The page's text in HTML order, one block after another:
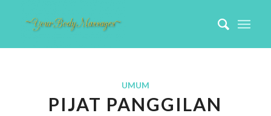
UMUM
PIJAT PANGGILAN